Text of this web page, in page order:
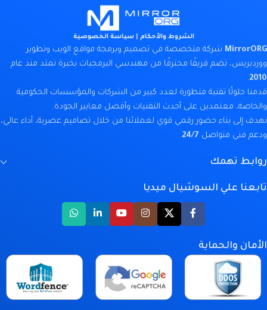
الشروط والأحكام |سياسة الخصوصية
MirrorORG شركة متخصصة في تصميم وبرمجة مواقع الويب وتطوير
ووردبريس، تضم فريقًا محترفًا من مهندسي البرمجيات بخبرة تمتد منذ عام
2010
.
قدمنا حلولًا تقنية متطورة لعدد كبير من الشركات والمؤسسات الحكومية
والخاصة، معتمدين على أحدث التقنيات وأفضل معايير الجودة.
نهدف إلى بناء حضور رقمي قوي لعملائنا من خلال تصاميم عصرية، أداء عالي،
ودعم فني متواصل 24/7
.
روابط تهمك
تابعنا علي السوشيال ميديا
الأمان والحماية